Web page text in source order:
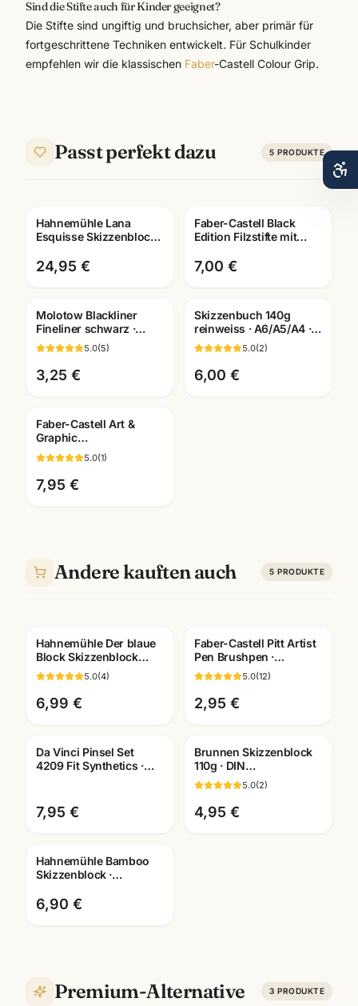
Sind die Stifte auch für Kinder geeignet?
Die Stifte sind ungiftig und bruchsicher, aber primär für
fortgeschrittene Techniken entwickelt. Für Schulkinder
empfehlen wir die klassischen Faber-Castell Colour Grip.
Passt perfekt dazu 5 PRODUKTE
Hahnemühle Lana
Esquisse Skizzenblock
Künstlerbedarf
Mannheim
24,95 €
Faber-Castell Black
Edition Filzstifte mit
Künstlerbedarf
Mannheim
7,00 €
Molotow Blackliner
Fineliner schwarz ·
pigmentiert +
dokumentenecht ·
Künstlerbedarf
5.0(5)
3,25 €
Skizzenbuch 140g
reinweiss · A6/A5/A4 ·
Zeichenpapier für
Studien unterwegs
5.0(2)
6,00 €
Faber-Castell Art &
Graphic
Wassertankpinsel ·
Water Brush · versch.
Groessen
5.0(1)
7,95 €
Andere kauften auch 5 PRODUKTE
Hahnemühle Der blaue
Block Skizzenblock
190g · A2/A3/A4/A5 ·
Künstlerbedarf
Mannheim
5.0(4)
6,99 €
Faber-Castell Pitt Artist
Pen Brushpen ·
pigmentiert
dokumentenecht · alle
Farben
5.0(12)
2,95 €
Da Vinci Pinsel Set
4209 Fit Synthetics ·
7,95 €
Brunnen Skizzenblock
110g · DIN
A2/A3/A4/A5/A6
wählbar ·
Künstlerbedarf
Mannheim
5.0(2)
4,95 €
Hahnemühle Bamboo
Skizzenblock ·
Künstlerbedarf
Mannheim
6,90 €
Premium-Alternative 3 PRODUKTE